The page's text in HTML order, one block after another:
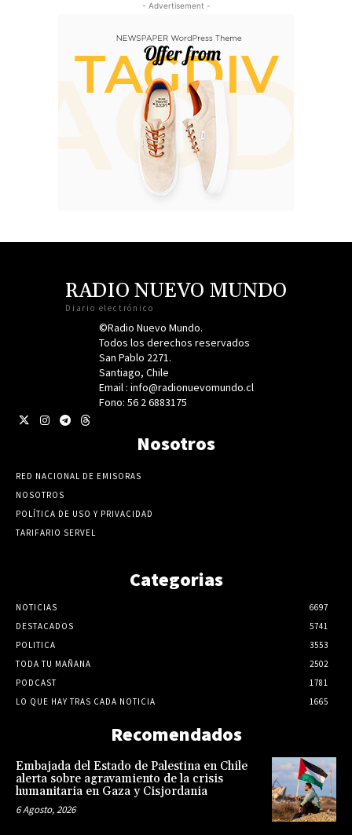
- Advertisement -
RADIO NUEVO MUNDO
Diario electrónico
©Radio Nuevo Mundo.
Todos los derechos reservados
San Pablo 2271.
Santiago, Chile
Email : info@radionuevomundo.cl
Fono: 56 2 6883175
Nosotros
RED NACIONAL DE EMISORAS
NOSOTROS
POLÍTICA DE USO Y PRIVACIDAD
TARIFARIO SERVEL
Categorias
NOTICIAS
6697
DESTACADOS
5741
POLITICA
3553
TODA TU MAÑANA
2502
PODCAST
1781
LO QUE HAY TRAS CADA NOTICIA
1665
Recomendados
Embajada del Estado de Palestina en Chile
alerta sobre agravamiento de la crisis
humanitaria en Gaza y Cisjordania
6 Agosto, 2026